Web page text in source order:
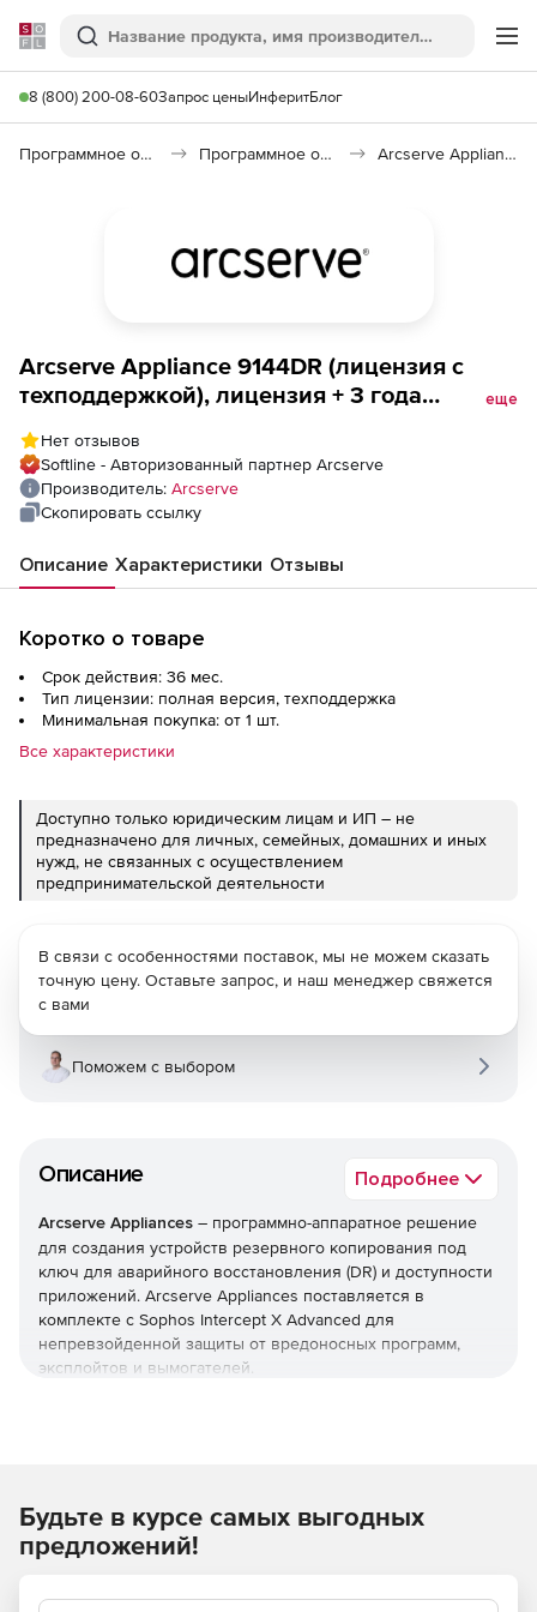
Softline
Поиск
8 (800) 200-08-60Запрос ценыИнферитБлог
Программное обеспечение для работы с файлами и дисками Программное обеспечение для резервного копирования Arcserve Appliances
Arcserve Appliance 9144DR (лицензия с
техподдержкой), лицензия + 3 года
еще
Нет отзывов
Softline - Авторизованный партнер Arcserve
Производитель: Arcserve
Скопировать ссылку
Описание Характеристики Отзывы
Коротко о товаре
Срок действия: 36 мес.
Тип лицензии: полная версия, техподдержка
Минимальная покупка: от 1 шт.
Все характеристики
Доступно только юридическим лицам и ИП – не
предназначено для личных, семейных, домашних и иных
нужд, не связанных с осуществлением
предпринимательской деятельности
Описание Подробнее
Arcserve Appliances – программно-аппаратное решение
для создания устройств резервного копирования под
ключ для аварийного восстановления (DR) и доступности
приложений. Arcserve Appliances поставляется в
комплекте с Sophos Intercept X Advanced для
непревзойденной защиты от вредоносных программ,
эксплойтов и вымогателей.
хранилище с ускоренной флэш-памятью, надежную
обработку серверов и высокоскоростные сети с
проверенными технологиями предотвращения угроз,
резервированием для копирования, безопасности,
В связи с особенностями поставок, мы не можем сказать
точную цену. Оставьте запрос, и наш менеджер свяжется
с вами
Поможем с выбором
Будьте в курсе самых выгодных
предложений!